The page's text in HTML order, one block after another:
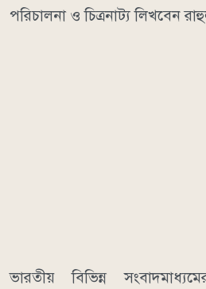
পরিচালনা ও চিত্রনাট্য লিখবেন
ভারতীয় বিভিন্ন